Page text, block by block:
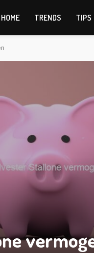
HOME TRENDS TIPS